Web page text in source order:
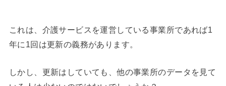
これは、介護サービスを運営している事業所であれば1
年に1回は更新の義務があります。
しかし、更新はしていても、他の事業所のデータを見て